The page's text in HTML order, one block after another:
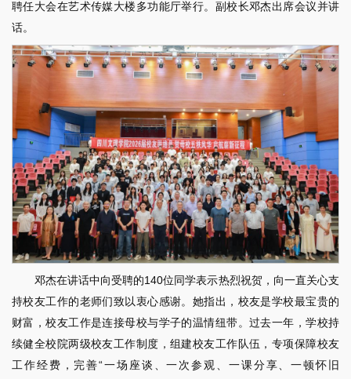
聘任大会在艺术传媒大楼多功能厅举行。副校长邓杰出席会议并讲
话。
邓杰在讲话中向受聘的140位同学表示热烈祝贺，向一直关心支
持校友工作的老师们致以衷心感谢。她指出，校友是学校最宝贵的
财富，校友工作是连接母校与学子的温情纽带。过去一年，学校持
续健全校院两级校友工作制度，组建校友工作队伍，专项保障校友
工作经费，完善“一场座谈、一次参观、一课分享、一顿怀旧